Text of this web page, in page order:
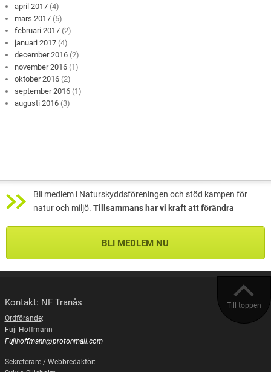
april 2017 (4)
mars 2017 (5)
februari 2017 (2)
januari 2017 (4)
december 2016 (2)
november 2016 (1)
oktober 2016 (2)
september 2016 (1)
augusti 2016 (3)
Bli medlem i Naturskyddsföreningen och stöd kampen för
natur och miljö. Tillsammans har vi kraft att förändra
BLI MEDLEM NU
Till toppen
Kontakt: NF Tranås
Ordförande:
Fuji Hoffmann
Fujihoffmann@protonmail.com
Sekreterare / Webbredaktör: